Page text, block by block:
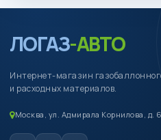
ЛОГАЗ-АВТО
Интернет-магазин
и расходных материалов.
Москва, ул. Адмирала Корнилова, д.